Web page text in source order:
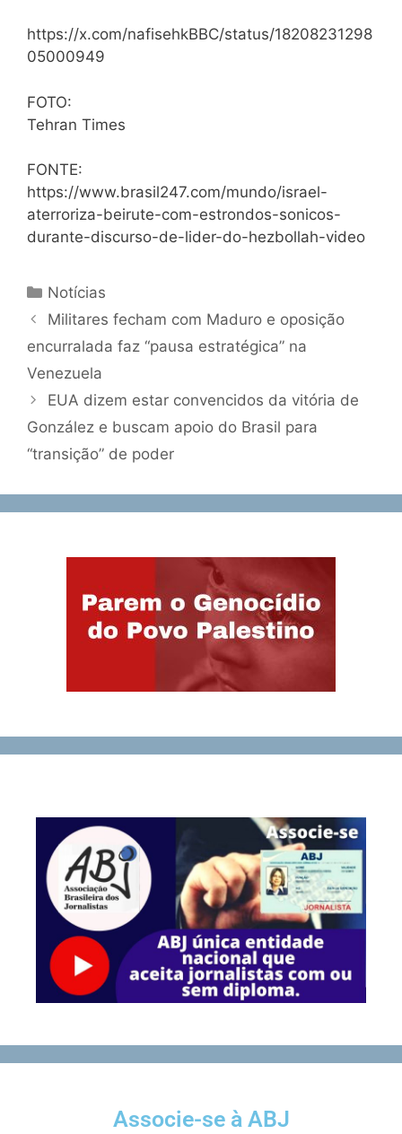
https://x.com/nafisehkBBC/status/18208231298
05000949
FOTO:
Tehran Times
FONTE:
https://www.brasil247.com/mundo/israel-
aterroriza-beirute-com-estrondos-sonicos-
durante-discurso-de-lider-do-hezbollah-video
Notícias
Militares fecham com Maduro e oposição
encurralada faz “pausa estratégica” na
Venezuela
EUA dizem estar convencidos da vitória de
González e buscam apoio do Brasil para
“transição” de poder
Associe-se à ABJ